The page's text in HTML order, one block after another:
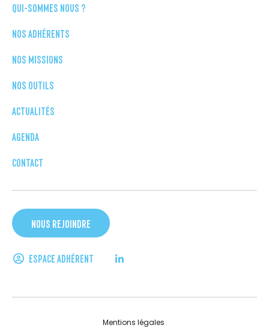
QUI-SOMMES NOUS ?
NOS ADHÉRENTS
NOS MISSIONS
NOS OUTILS
ACTUALITÉS
AGENDA
CONTACT
NOUS REJOINDRE
ESPACE ADHÉRENT
Mentions légales